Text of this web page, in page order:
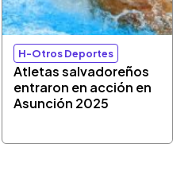
H-Otros Deportes
Atletas salvadoreños
entraron en acción en
Asunción 2025